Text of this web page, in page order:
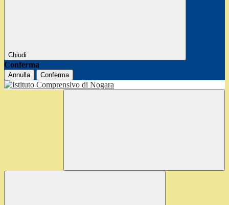
Chiudi
Conferma
Annulla Conferma